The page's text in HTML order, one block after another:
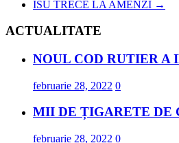
ISU TRECE LA AMENZI →
ACTUALITATE
NOUL COD RUTIER A
februarie 28, 2022 0
MII DE ȚIGARETE DE
februarie 28, 2022 0